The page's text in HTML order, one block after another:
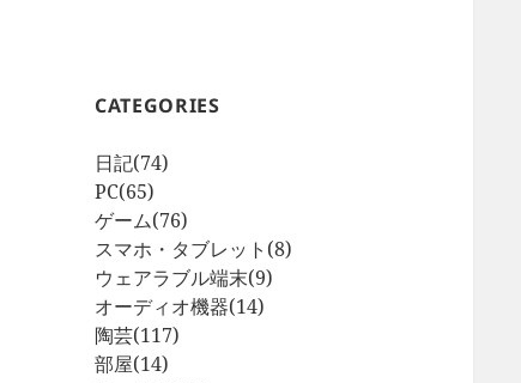
CATEGORIES
日記(74)
PC(65)
ゲーム(76)
スマホ・タブレット (8)
ウェアラブル端末(9)
オーディオ機器(14)
陶芸(117)
部屋(14)